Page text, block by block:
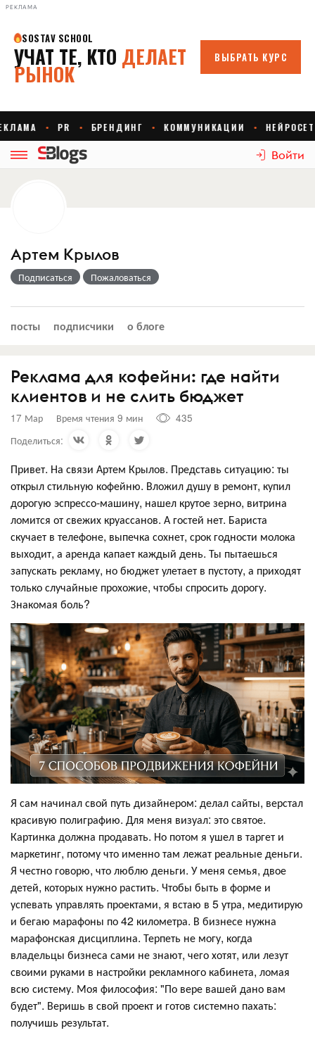
РЕКЛАМА
Войти
Артем Крылов
Подписаться Пожаловаться
посты подписчики о блоге
Реклама для кофейни: где найти
клиентов и не слить бюджет
17 Мар Время чтения 9 мин
435
Поделиться:
Привет. На связи Артем Крылов. Представь ситуацию: ты
открыл стильную кофейню. Вложил душу в ремонт, купил
дорогую эспрессо-машину, нашел крутое зерно, витрина
ломится от свежих круассанов. А гостей нет. Бариста
скучает в телефоне, выпечка сохнет, срок годности молока
выходит, а аренда капает каждый день. Ты пытаешься
запускать рекламу, но бюджет улетает в пустоту, а приходят
только случайные прохожие, чтобы спросить дорогу.
Знакомая боль?
Я сам начинал свой путь дизайнером: делал сайты, верстал
красивую полиграфию. Для меня визуал: это святое.
Картинка должна продавать. Но потом я ушел в таргет и
маркетинг, потому что именно там лежат реальные деньги.
Я честно говорю, что люблю деньги. У меня семья, двое
детей, которых нужно растить. Чтобы быть в форме и
успевать управлять проектами, я встаю в 5 утра, медитирую
и бегаю марафоны по 42 километра. В бизнесе нужна
марафонская дисциплина. Терпеть не могу, когда
владельцы бизнеса сами не знают, чего хотят, или лезут
своими руками в настройки рекламного кабинета, ломая
всю систему. Моя философия: "По вере вашей дано вам
будет". Веришь в свой проект и готов системно пахать:
получишь результат.